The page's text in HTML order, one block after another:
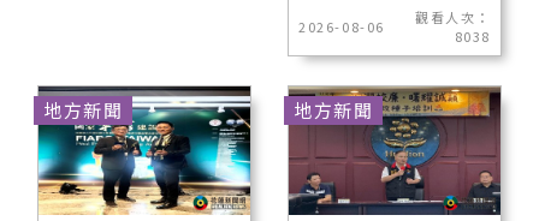
2026-08-06
觀看人次：
8038
地方新聞 地方新聞